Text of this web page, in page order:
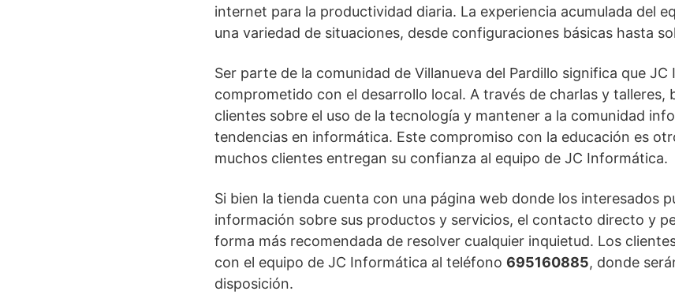
internet para la productividad diaria. La experiencia acumulada del
una variedad de situaciones, desde configuraciones básicas hasta
Ser parte de la comunidad de Villanueva del Pardillo significa que
comprometido con el desarrollo local. A través de charlas y talleres,
clientes sobre el uso de la tecnología y mantener a la comunidad
tendencias en informática. Este compromiso con la educación es
muchos clientes entregan su confianza al equipo de JC Informática.
Si bien la tienda cuenta con una página web donde los interesados
información sobre sus productos y servicios, el contacto directo y
forma más recomendada de resolver cualquier inquietud. Los
con el equipo de JC Informática al teléfono 695160885, donde
disposición.